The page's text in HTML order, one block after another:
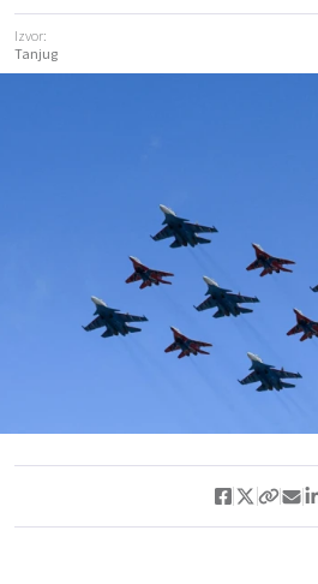
Izvor:
Tanjug